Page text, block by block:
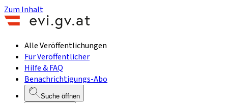
Zum Inhalt
Alle Veröffentlichungen
Für Veröffentlicher
Hilfe & FAQ
Benachrichtigungs-Abo
Suche öffnen